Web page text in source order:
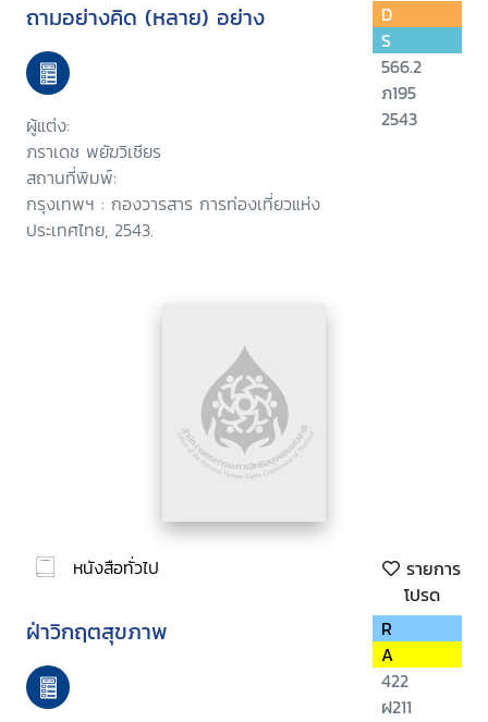
ถามอย่างคิด (หลาย) อย่าง
ผู้แต่ง:
ภราเดช พยัฆวิเชียร
สถานที่พิมพ์:
กรุงเทพฯ : กองวารสาร การท่องเที่ยวแห่ง
ประเทศไทย, 2543.
D
S
566.2
ภ195
2543
หนังสือทั่วไป
รายการ
โปรด
ฝ่าวิกฤตสุขภาพ
R
A
422
ฝ211